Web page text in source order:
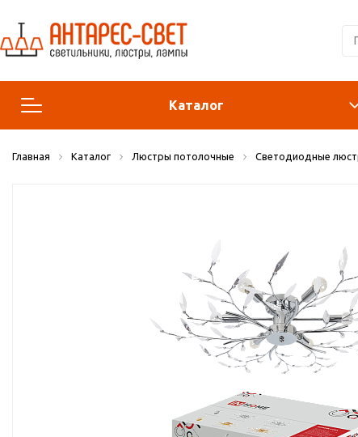
Каталог
Люстры и подвесы
Главная Каталог Люстры потолочные Светодиодные